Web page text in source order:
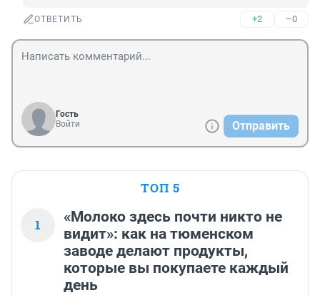
ОТВЕТИТЬ +2 –0
Гость
Войти
Отправить
ТОП 5
1
«Молоко здесь почти никто не
видит»: как на тюменском
заводе делают продукты,
которые вы покупаете каждый
день